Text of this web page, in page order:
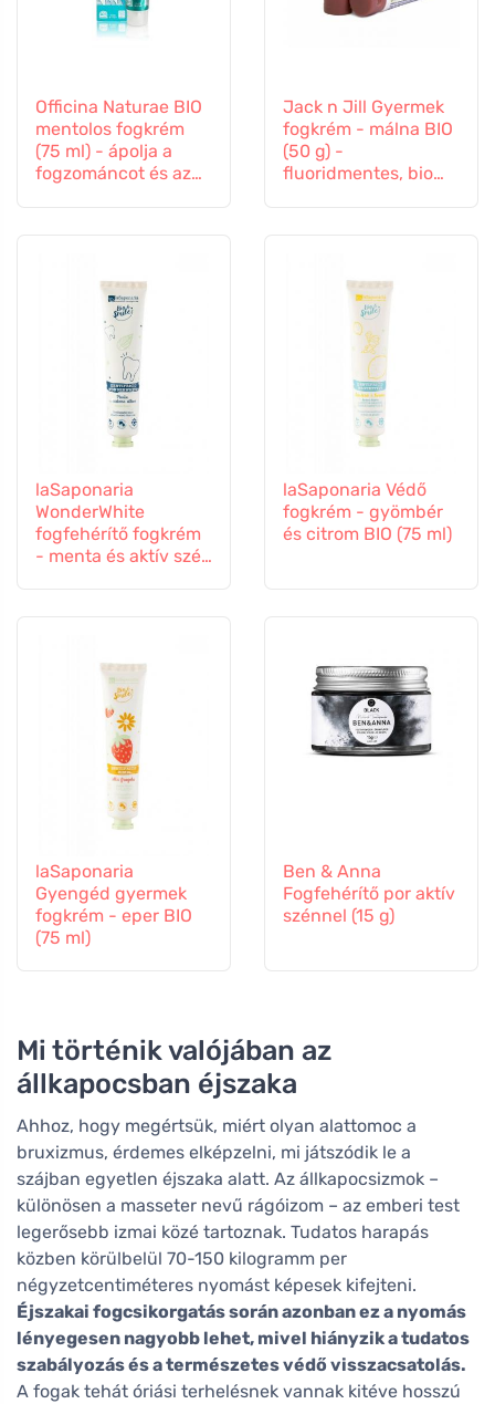
Officina Naturae BIO
mentolos fogkrém
(75 ml) - ápolja a
fogzománcot és az
Jack n Jill Gyermek
fogkrém - málna BIO
(50 g) -
fluoridmentes, bio
laSaponaria
WonderWhite
fogfehérítő fogkrém
- menta és aktív szén
laSaponaria Védő
fogkrém - gyömbér
és citrom BIO (75 ml)
laSaponaria
Gyengéd gyermek
fogkrém - eper BIO
(75 ml)
Ben & Anna
Fogfehérítő por aktív
szénnel (15 g)
Mi történik valójában az
állkapocsban éjszaka
Ahhoz, hogy megértsük, miért olyan alattomос a
bruxizmus, érdemes elképzelni, mi játszódik le a
szájban egyetlen éjszaka alatt. Az állkapocsizmok –
különösen a masseter nevű rágóizom – az emberi test
legerősebb izmai közé tartoznak. Tudatos harapás
közben körülbelül 70-150 kilogramm per
négyzetcentiméteres nyomást képesek kifejteni.
Éjszakai fogcsikorgatás során azonban ez a nyomás
lényegesen nagyobb lehet, mivel hiányzik a tudatos
szabályozás és a természetes védő visszacsatolás.
A fogak tehát óriási terhelésnek vannak kitéve hosszú